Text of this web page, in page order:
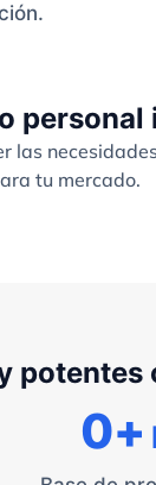
personal
las
tu mercado.
potentes
0+